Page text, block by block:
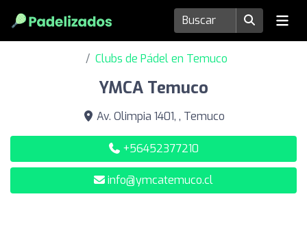
Clubs de Pádel en Temuco
YMCA Temuco
Av. Olimpia 1401, , Temuco
+56452377210
info@ymcatemuco.cl